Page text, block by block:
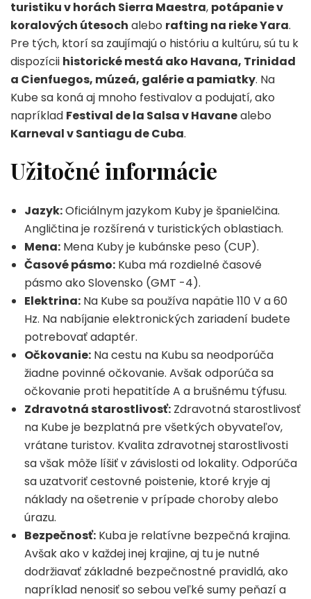
turistiku v horách Sierra Maestra, potápanie v
koralových útesoch alebo rafting na rieke Yara.
Pre tých, ktorí sa zaujímajú o históriu a kultúru, sú tu k
dispozícii historické mestá ako Havana, Trinidad
a Cienfuegos, múzeá, galérie a pamiatky. Na
Kube sa koná aj mnoho festivalov a podujatí, ako
napríklad Festival de la Salsa v Havanealebo
Karneval v Santiagu de Cuba.
Užitočné informácie
Jazyk:Oficiálnym jazykom Kuby je španielčina.
Angličtina je rozšírená v turistických oblastiach.
Mena: Mena Kuby je kubánske peso (CUP).
Časové pásmo: Kuba má rozdielné časové
pásmo ako Slovensko (GMT -4).
Elektrina: Na Kube sa používa napätie 110 V a 60
Hz. Na nabíjanie elektronických zariadení budete
potrebovať adaptér.
Očkovanie: Na cestu na Kubu sa neodporúča
žiadne povinné očkovanie. Avšak odporúča sa
očkovanie proti hepatitíde A a brušnému týfusu.
Zdravotná starostlivosť: Zdravotná starostlivosť
na Kube je bezplatná pre všetkých obyvateľov,
vrátane turistov. Kvalita zdravotnej starostlivosti
sa však môže líšiť v závislosti od lokality. Odporúča
sa uzatvoriť cestovné poistenie, ktoré kryje aj
náklady na ošetrenie v prípade choroby alebo
úrazu.
Bezpečnosť: Kuba je relatívne bezpečná krajina.
Avšak ako v každej inej krajine, aj tu je nutné
dodržiavať základné bezpečnostné pravidlá, ako
napríklad nenosiť so sebou veľké sumy peňazí a